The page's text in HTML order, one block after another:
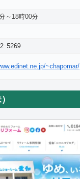
～18時00分
ｰ5269
~chapomar/